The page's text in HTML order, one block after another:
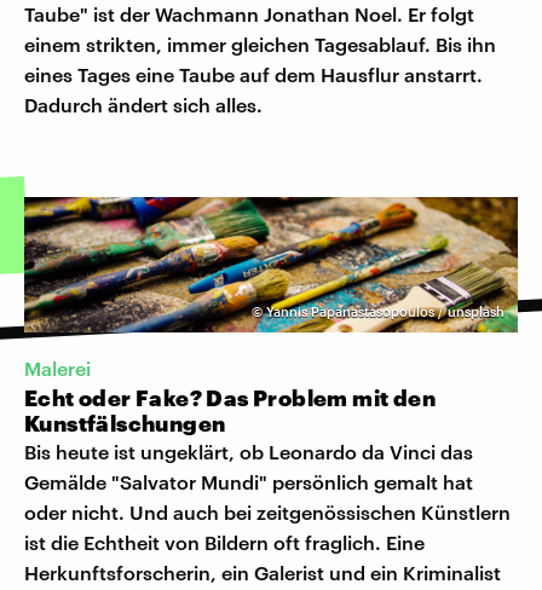
Taube" ist der Wachmann Jonathan Noel. Er folgt
einem strikten, immer gleichen Tagesablauf. Bis ihn
eines Tages eine Taube auf dem Hausflur anstarrt.
Dadurch ändert sich alles.
©Yannis Papanastasopoulos / unsplash
Malerei
Echt oder Fake? Das Problem mit den
Kunstfälschungen
Bis heute ist ungeklärt, ob Leonardo da Vinci das
Gemälde "Salvator Mundi" persönlich gemalt hat
oder nicht. Und auch bei zeitgenössischen Künstlern
ist die Echtheit von Bildern oft fraglich. Eine
Herkunftsforscherin, ein Galerist und ein Kriminalist